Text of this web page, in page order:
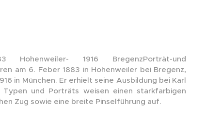
Hohenweiler- 1916 BregenzPorträt-und
am 6. Feber 1883 in Hohenweiler bei Bregenz,
in München. Er erhielt seine Ausbildung bei Karl
Typen und Porträts weisen einen starkfarbigen
Zug sowie eine breite Pinselführung auf.